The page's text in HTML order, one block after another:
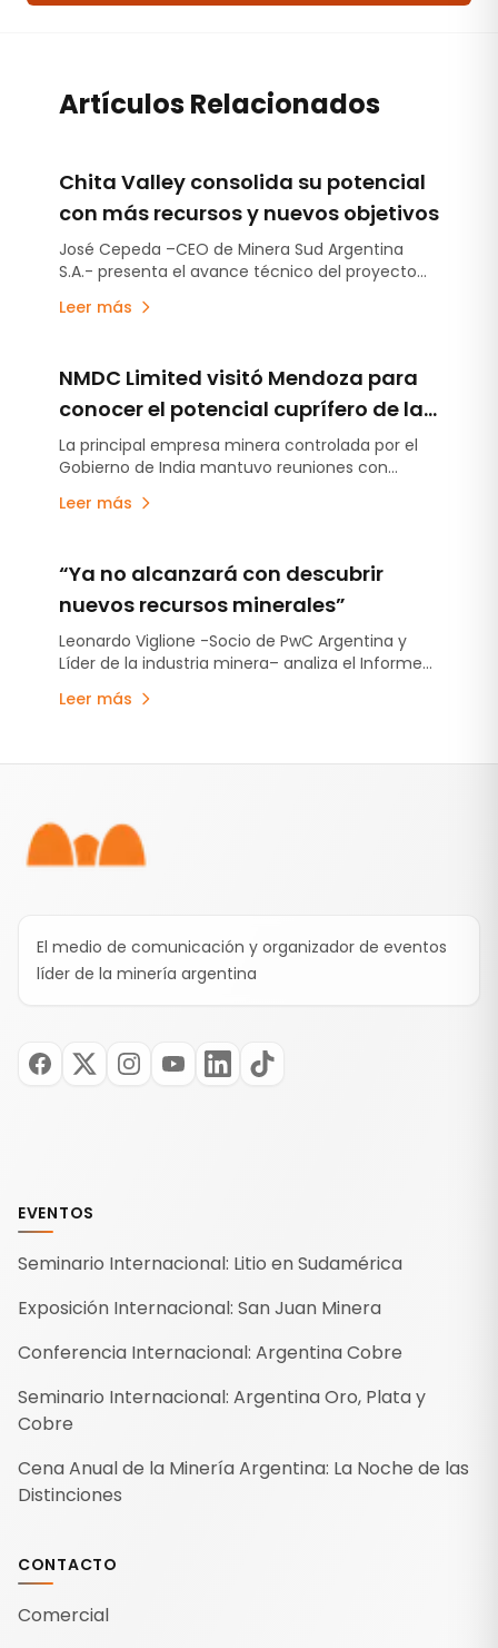
Artículos Relacionados
Chita Valley consolida su potencial
con más recursos y nuevos objetivos
José Cepeda –CEO de Minera Sud Argentina
S.A.- presenta el avance técnico del proyecto
localizado en la provincia de San Juan.
Leer más
NMDC Limited visitó Mendoza para
conocer el potencial cuprífero de la
provincia y su modelo de desarrollo
minero
La principal empresa minera controlada por el
Gobierno de India mantuvo reuniones con
autoridades provinciales para interiorizarse sobre
los proyectos de cobre, Malargüe Distrito Minero
interés internacional por el desarrollo cuprífero
de la provincia.
Leer más
“Ya no alcanzará con descubrir
nuevos recursos minerales”
Leonardo Viglione -Socio de PwC Argentina y
Líder de la industria minera– analiza el Informe
Mine 2026.
Leer más
El medio de comunicación y organizador de eventos
líder de la minería argentina
EVENTOS
Seminario Internacional: Litio en Sudamérica
Exposición Internacional: San Juan Minera
Conferencia Internacional: Argentina Cobre
Seminario Internacional: Argentina Oro, Plata y
Cobre
Cena Anual de la Minería Argentina: La Noche de las
Distinciones
CONTACTO
Comercial